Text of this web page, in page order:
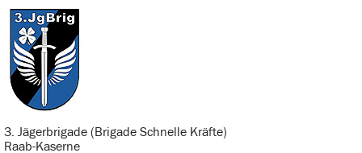
3. Jägerbrigade (Brigade Schnelle Kräfte)
Raab-Kaserne